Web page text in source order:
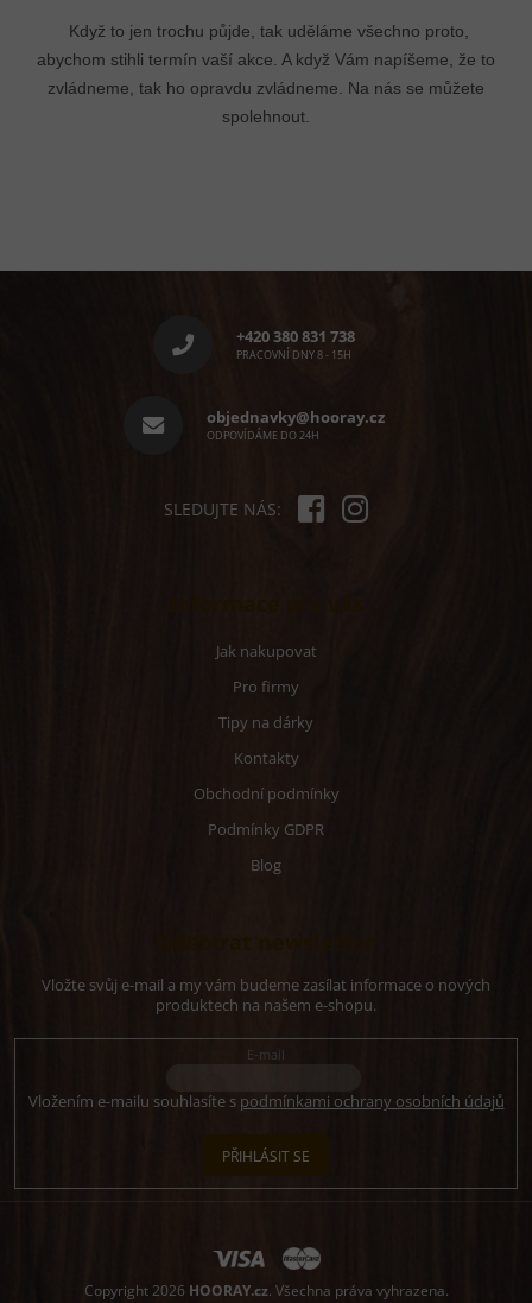
Když to jen trochu půjde, tak uděláme všechno proto,
abychom stihli termín vaší akce. A když Vám napíšeme, že to
zvládneme, tak ho opravdu zvládneme. Na nás se můžete
spolehnout.
Z
+420 380 831 738
PRACOVNÍ DNY 8 - 15H
objednavky@hooray.cz
ODPOVÍDÁME DO 24H
SLEDUJTE NÁS:
Jak nakupovat
Pro firmy
Tipy na dárky
Kontakty
Obchodní podmínky
Podmínky GDPR
Blog
Vložte svůj e-mail a my vám budeme zasílat informace o nových
produktech na našem e-shopu.
E-mail
Vložením e-mailu souhlasíte s podmínkami ochrany osobních údajů
PŘIHLÁSIT SE
Copyright 2026 HOORAY.cz. Všechna práva vyhrazena.